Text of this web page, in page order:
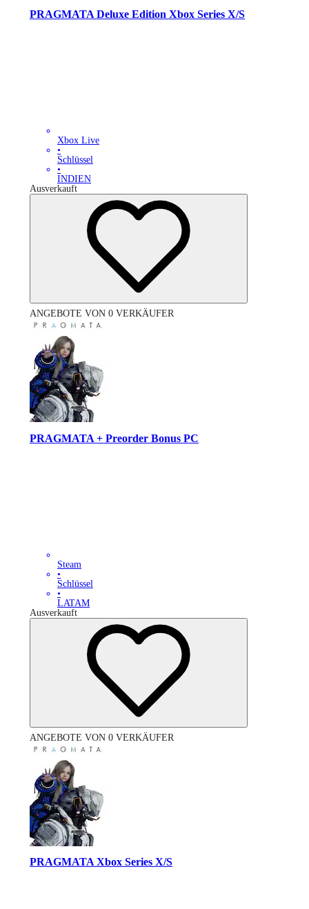
PRAGMATA Deluxe Edition Xbox Series X/S
Xbox Live
•
Schlüssel
•
INDIEN
Ausverkauft
ANGEBOTE VON 0 VERKÄUFER
PRAGMATA + Preorder Bonus PC
Steam
•
Schlüssel
•
LATAM
Ausverkauft
ANGEBOTE VON 0 VERKÄUFER
PRAGMATA Xbox Series X/S